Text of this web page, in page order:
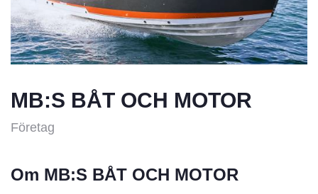
MB:S BÅT OCH MOTOR
Företag
Om MB:S BÅT OCH MOTOR